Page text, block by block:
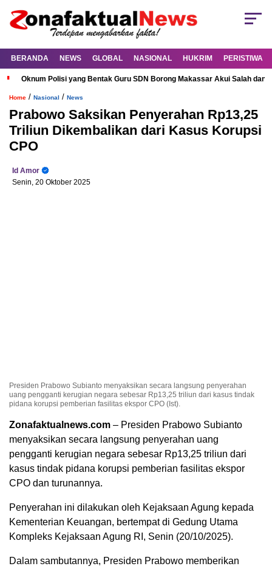
BERANDA NEWS GLOBAL NASIONAL HUKRIM PERISTIWA
Oknum Polisi yang Bentak Guru SDN Borong Makassar Akui Salah dan
Home / Nasional / News
Prabowo Saksikan Penyerahan Rp13,25
Triliun Dikembalikan dari Kasus Korupsi
CPO
Id Amor
Senin, 20 Oktober 2025
Presiden Prabowo Subianto menyaksikan secara langsung penyerahan
uang pengganti kerugian negara sebesar Rp13,25 triliun dari kasus tindak
pidana korupsi pemberian fasilitas ekspor CPO (Ist).
Zonafaktualnews.com – Presiden Prabowo Subianto
menyaksikan secara langsung penyerahan uang
pengganti kerugian negara sebesar Rp13,25 triliun dari
kasus tindak pidana korupsi pemberian fasilitas ekspor
CPO dan turunannya.
Penyerahan ini dilakukan oleh Kejaksaan Agung kepada
Kementerian Keuangan, bertempat di Gedung Utama
Kompleks Kejaksaan Agung RI, Senin (20/10/2025).
Dalam sambutannya, Presiden Prabowo memberikan